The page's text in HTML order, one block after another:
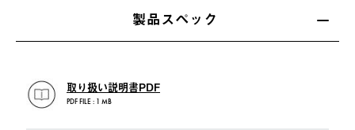
製品スペック
取り扱い説明書PDF
PDF FILE : 1 MB